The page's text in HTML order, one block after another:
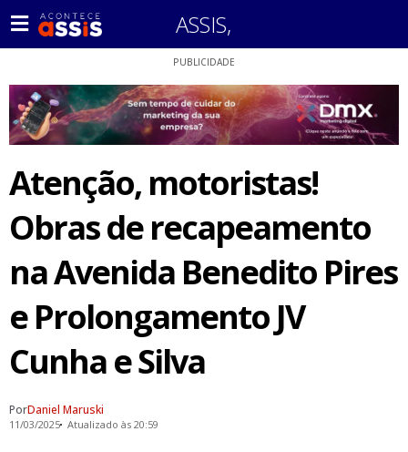
ASSIS,
PUBLICIDADE
Atenção, motoristas!
Obras de recapeamento
na Avenida Benedito Pires
e Prolongamento JV
Cunha e Silva
PorDaniel Maruski
11/03/2025 Atualizado às 20:59